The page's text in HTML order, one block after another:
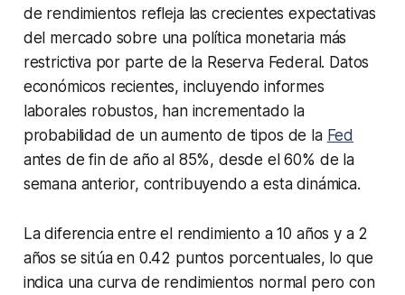
de rendimientos refleja las crecientes expectativas
del mercado sobre una política monetaria más
restrictiva por parte de la Reserva Federal. Datos
económicos recientes, incluyendo informes
laborales robustos, han incrementado la
probabilidad de un aumento de tipos de la Fed
antes de fin de año al 85%, desde el 60% de la
semana anterior, contribuyendo a esta dinámica.
La diferencia entre el rendimiento a 10 años y a 2
años se sitúa en 0.42 puntos porcentuales, lo que
indica una curva de rendimientos normal pero con